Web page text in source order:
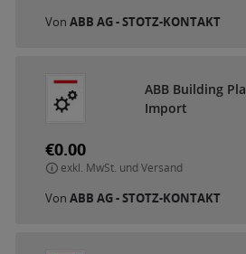
Von ABB AG - STOTZ-KONTAKT
ABB Building Pla
Import
€0.00
exkl. MwSt. und Versand
Von ABB AG - STOTZ-KONTAKT